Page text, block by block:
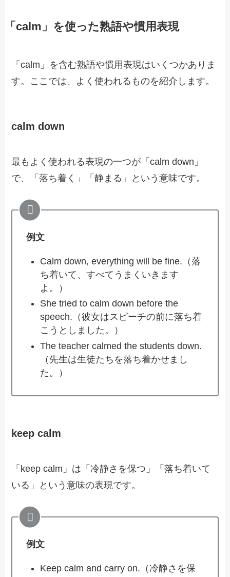
「calm」を使った熟語や慣用表現
「calm」を含む熟語や慣用表現はいくつかありま
す。ここでは、よく使われるものを紹介します。
calm down
最もよく使われる表現の一つが「calm down」
で、「落ち着く」「静まる」という意味です。
例文
Calm down, everything will be fine.（落
ち着いて、すべてうまくいきます
よ。）
She tried to calm down before the
speech.（彼女はスピーチの前に落ち着
こうとしました。）
The teacher calmed the students down.
（先生は生徒たちを落ち着かせまし
た。）
keep calm
「keep calm」は「冷静さを保つ」「落ち着いて
いる」という意味の表現です。
例文
Keep calm and carry on.（冷静さを保